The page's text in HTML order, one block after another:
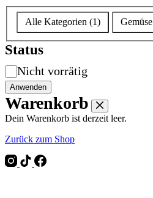
Kategorie
Alle Kategorien (1) Gemüse
Status
Verfügbarkeit
Nicht vorrätig
Anwenden
Warenkorb
Dein Warenkorb ist derzeit leer.
Zurück zum Shop